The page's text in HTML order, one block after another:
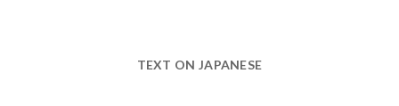
TEXT ON JAPANESE